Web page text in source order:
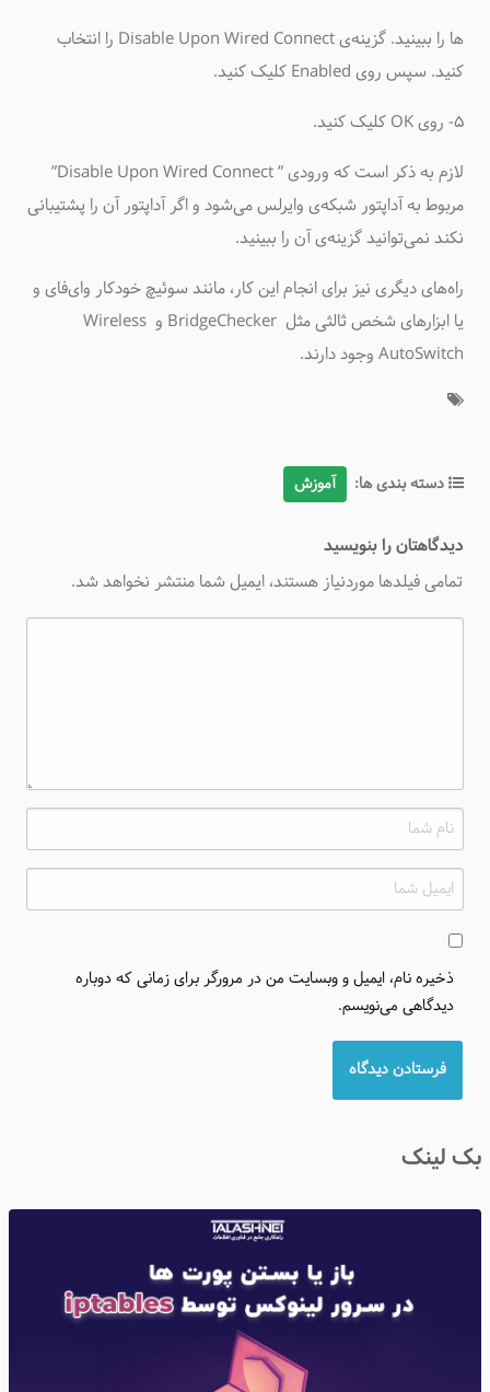
ها را ببینید. گزینه‌ی Disable Upon Wired Connect را انتخاب
کنید. سپس روی Enabled کلیک کنید.
۵- روی OK کلیک کنید.
لازم به ذکر است که ورودی ” Disable Upon Wired Connect”
مربوط به آداپتور شبکه‌ی وایرلس می‌شود و اگر آداپتور آن را پشتیبانی
نکند نمی‌توانید گزینه‌ی آن را ببینید.
راه‌های دیگری نیز برای انجام این کار، مانند سوئیچ خودکار وای‌فای و
یا ابزارهای شخص ثالثی مثل BridgeChecker و Wireless
AutoSwitch وجود دارند.
دسته بندی ها: آموزش
دیدگاهتان را بنویسید
تمامی فیلدها موردنیاز هستند، ایمیل شما منتشر نخواهد شد.
ذخیره نام، ایمیل و وبسایت من در مرورگر برای زمانی که دوباره
دیدگاهی می‌نویسم.
بک لینک